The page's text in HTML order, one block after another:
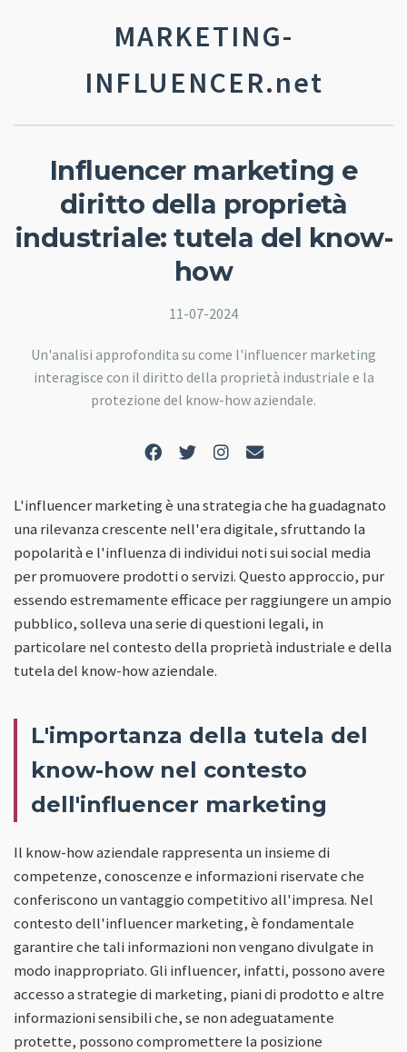
MARKETING-
INFLUENCER.net
Influencer marketing e
diritto della proprietà
industriale: tutela del know-
how
11-07-2024
Un'analisi approfondita su come l'influencer marketing
interagisce con il diritto della proprietà industriale e la
protezione del know-how aziendale.
L'influencer marketing è una strategia che ha guadagnato
una rilevanza crescente nell'era digitale, sfruttando la
popolarità e l'influenza di individui noti sui social media
per promuovere prodotti o servizi. Questo approccio, pur
essendo estremamente efficace per raggiungere un ampio
pubblico, solleva una serie di questioni legali, in
particolare nel contesto della proprietà industriale e della
tutela del know-how aziendale.
L'importanza della tutela del
know-how nel contesto
dell'influencer marketing
Il know-how aziendale rappresenta un insieme di
competenze, conoscenze e informazioni riservate che
conferiscono un vantaggio competitivo all'impresa. Nel
contesto dell'influencer marketing, è fondamentale
garantire che tali informazioni non vengano divulgate in
modo inappropriato. Gli influencer, infatti, possono avere
accesso a strategie di marketing, piani di prodotto e altre
informazioni sensibili che, se non adeguatamente
protette, possono compromettere la posizione